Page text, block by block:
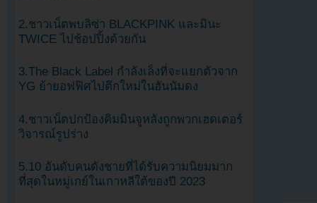
2.ชาวเน็ตพบลิซ่า BLACKPINK และมินะ
TWICE ไปช้อปปิ้งด้วยกัน
3.The Black Label กำลังเล็งที่จะแยกตัวจาก
YG ย้ายอฟฟิศไปตึกใหม่ในฮันนัมดง
4.ชาวเน็ตปกป้องคิมมินจูหลังถูกพวกเฮดเตอร์
วิจารณ์รูปร่าง
5.10 อันดับคนดังชายที่ได้รับความนิยมมาก
ที่สุดในหมู่เกย์ในเกาหลีใต้ของปี 2023